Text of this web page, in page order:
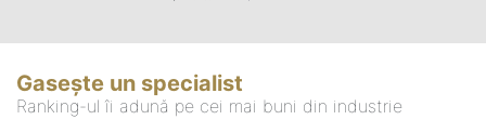
Gasește un specialist
Ranking-ul îi adună pe cei mai buni din industrie